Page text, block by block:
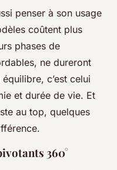
penser à son usage
coûtent plus
phases de
ne dureront
c’est celui
et durée de vie. Et
au top, quelques
360°